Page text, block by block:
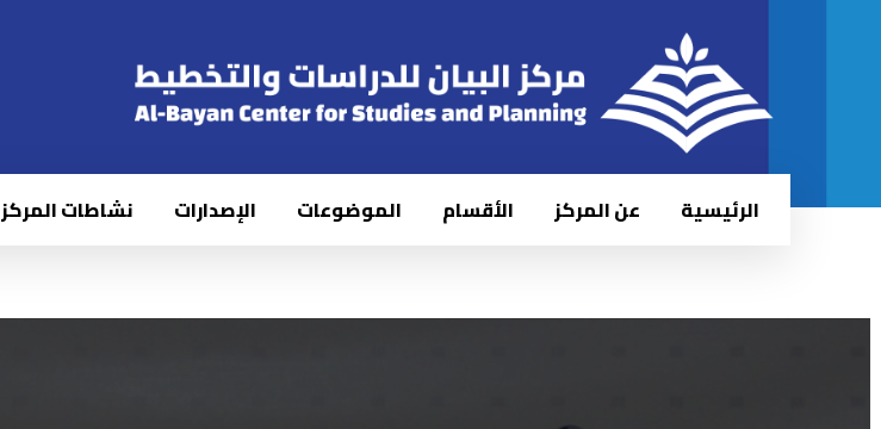
الرئيسية عن المركز الأقسام الموضوعات الإصدارات نشاطات المركز